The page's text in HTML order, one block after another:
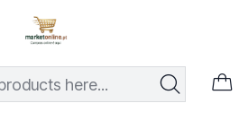
para casa, jardim e bricolage
e conforto
LAR E ILUMINAÇAO
Lâmpada Entac LED GU10 6,5W 6400K